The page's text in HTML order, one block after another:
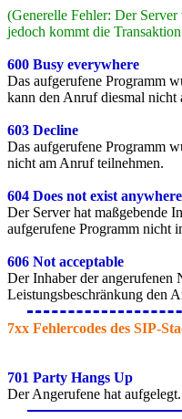
(Generelle Fehler: Der
jedoch kommt die
600 Busy everywhere
Das aufgerufene Programm
kann den Anruf diesmal nicht
603 Decline
Das aufgerufene Programm
nicht am Anruf teilnehmen.
604 Does not exist anywhere
Der Server hat maßgebende
aufgerufene Programm nicht
606 Not acceptable
Der Inhaber der angerufenen
Leistungsbeschränkung den
7xx Fehlercodes des SIP-
701 Party Hangs Up
Der Angerufene hat aufgelegt.